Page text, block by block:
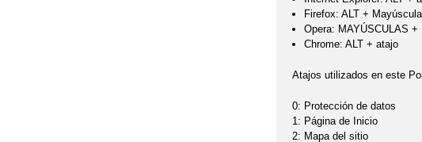
Firefox: ALT +
Opera: MAYÚSCULAS
Chrome: ALT + atajo
Atajos utilizados en este
0: Protección de datos
1: Página de Inicio
2: Mapa del sitio